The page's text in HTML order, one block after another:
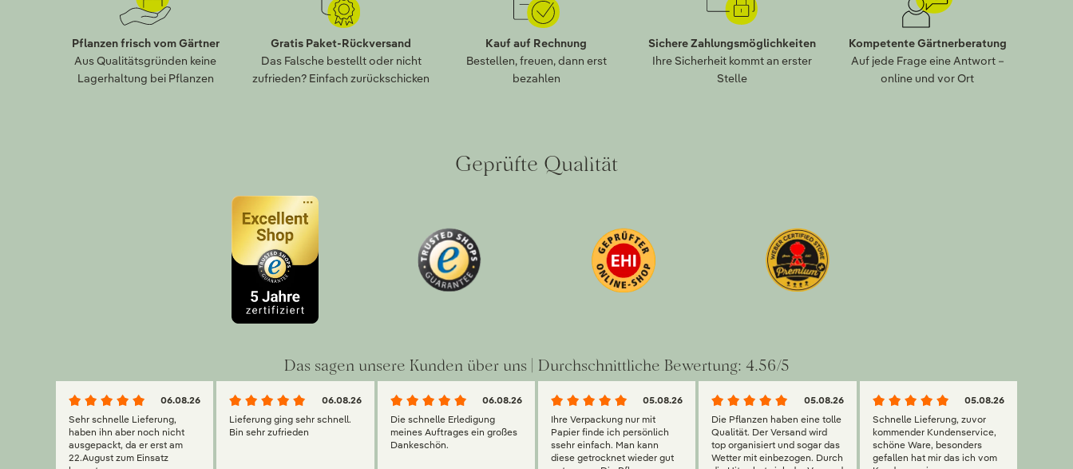
Pflanzen frisch vom Gärtner
Aus Qualitätsgründen keine
Lagerhaltung bei Pflanzen
Gratis Paket-Rückversand
Das Falsche bestellt oder nicht
zufrieden? Einfach zurückschicken
Kauf auf Rechnung
Bestellen, freuen, dann erst
bezahlen
Sichere Zahlungsmöglichkeiten
Ihre Sicherheit kommt an erster
Stelle
Kompetente Gärtnerberatung
Auf jede Frage eine Antwort –
online und vor Ort
Geprüfte Qualität
Das sagen unsere Kunden über uns | Durchschnittliche Bewertung: 4.56/5
06.08.26
Sehr schnelle Lieferung,
haben ihn aber noch nicht
ausgepackt, da er erst am
22.August zum Einsatz
06.08.26
Lieferung ging sehr schnell.
Bin sehr zufrieden
06.08.26
Die schnelle Erledigung
meines Auftrages ein großes
Dankeschön.
05.08.26
Ihre Verpackung nur mit
Papier finde ich persönlich
ssehr einfach. Man kann
diese getrocknet wieder gut
05.08.26
Die Pflanzen haben eine tolle
Qualität. Der Versand wird
top organisiert und sogar das
Wetter mit einbezogen. Durch
05.08.26
Schnelle Lieferung, zuvor
kommender Kundenservice,
schöne Ware, besonders
gefallen hat mir das ich vom